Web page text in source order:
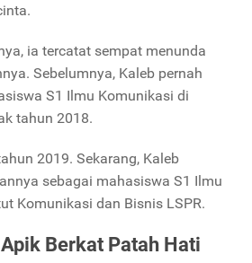
ia tercatat sempat menunda
Sebelumnya, Kaleb pernah
S1 Ilmu Komunikasi di
tahun 2018.
2019. Sekarang, Kaleb
sebagai mahasiswa S1 Ilmu
Komunikasi dan Bisnis LSPR.
Berkat Patah Hati